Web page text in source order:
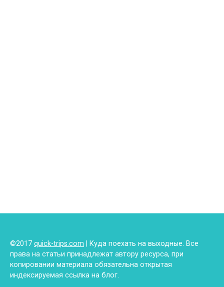
©2017 quick-trips.com | Куда поехать на выходные. Все
права на статьи принадлежат автору ресурса, при
копировании материала обязательна открытая
индексируемая ссылка на блог.